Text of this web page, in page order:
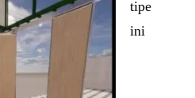
tipe
ini